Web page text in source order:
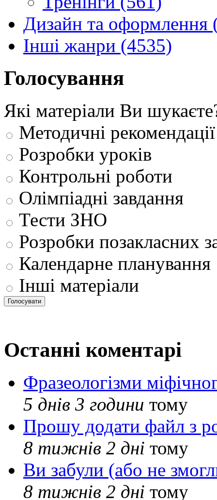
Дизайн та оформлення
Інші жанри (4535)
Голосування
Які матеріали Ви
Методичні рекомендації
Розробки уроків
Контрольні роботи
Олімпіадні завдання
Тести ЗНО
Розробки позакласних
Календарне планування
Інші матеріали
Останні коментарі
Фразеологізми
5 днів 3 години тому
Прошу додати файл з
8 тижнів 2 дні тому
Ви забули (або не
8 тижнів 2 дні тому